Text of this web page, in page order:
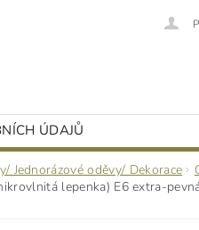
ÚDAJŮ
Jednorázové oděvy/ Dekorace
lepenka) E6 extra-